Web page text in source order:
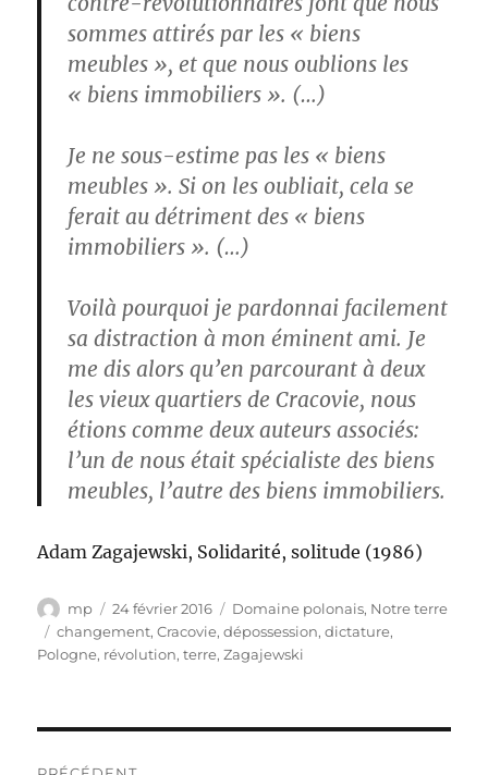
sommes attirés par les « biens
meubles », et que nous oublions les
« biens immobiliers ». (…)
Je ne sous-estime pas les « biens
meubles ». Si on les oubliait, cela se
ferait au détriment des « biens
immobiliers ». (…)
Voilà pourquoi je pardonnai facilement
sa distraction à mon éminent ami. Je
me dis alors qu’en parcourant à deux
les vieux quartiers de Cracovie, nous
étions comme deux auteurs associés:
l’un de nous était spécialiste des biens
meubles, l’autre des biens immobiliers.
Adam Zagajewski, Solidarité, solitude (1986)
Auteur
mp
Publié
le
24 février 2016 Catégories
Domaine polonais, Notre terre
Étiquettes
changement,Cracovie,dépossession,dictature,
Pologne, révolution,terre,Zagajewski